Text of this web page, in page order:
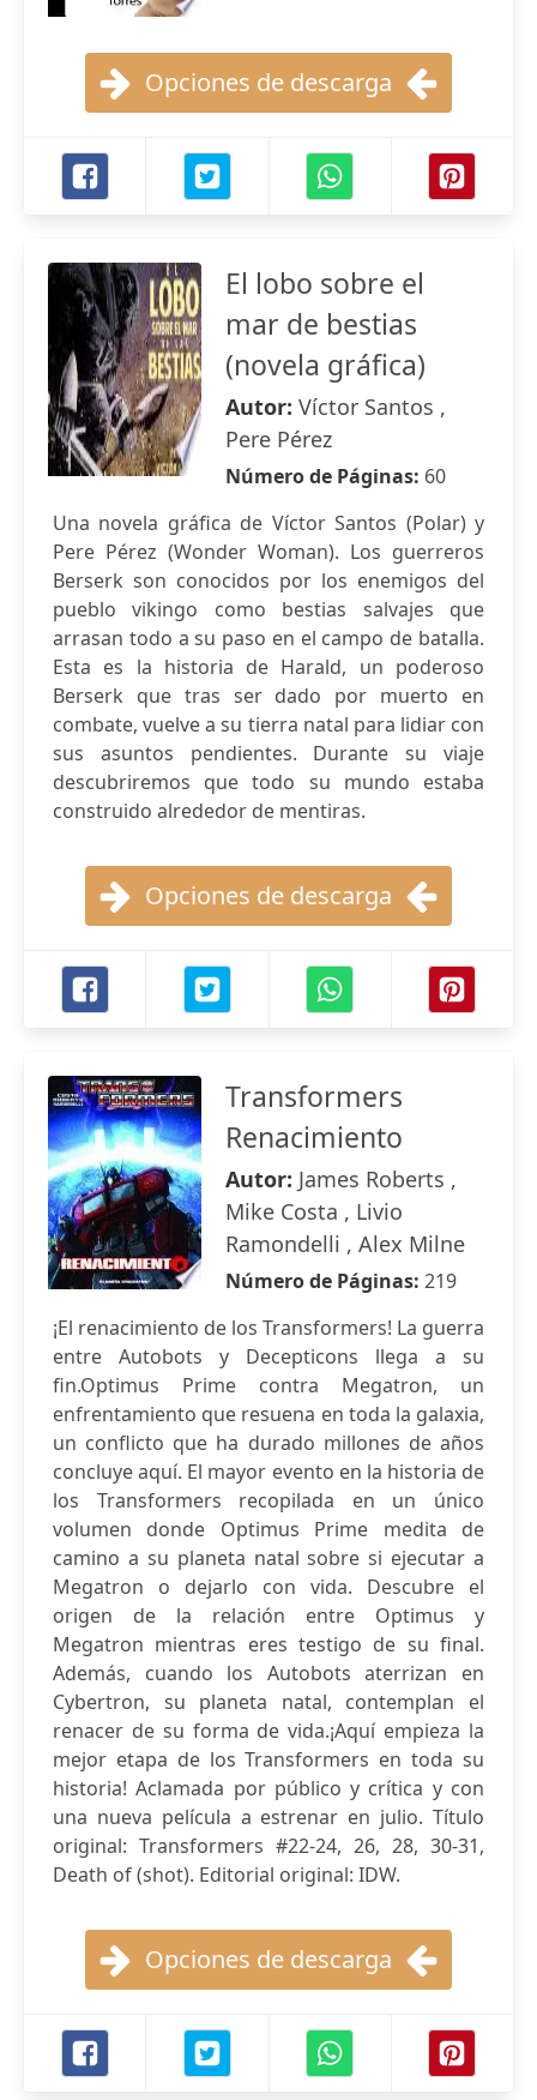
Opciones de descarga
El lobo sobre el
mar de bestias
(novela gráfica)
Autor: Víctor Santos ,
Pere Pérez
Número de Páginas: 60
Una novela gráfica de Víctor Santos (Polar) y
Pere Pérez (Wonder Woman). Los guerreros
Berserk son conocidos por los enemigos del
pueblo vikingo como bestias salvajes que
arrasan todo a su paso en el campo de batalla.
Esta es la historia de Harald, un poderoso
Berserk que tras ser dado por muerto en
combate, vuelve a su tierra natal para lidiar con
sus asuntos pendientes. Durante su viaje
descubriremos que todo su mundo estaba
construido alrededor de mentiras.
Opciones de descarga
Transformers
Renacimiento
Autor: James Roberts ,
Mike Costa , Livio
Ramondelli , Alex Milne
Número de Páginas: 219
¡El renacimiento de los Transformers! La guerra
entre Autobots y Decepticons llega a su
fin.Optimus Prime contra Megatron, un
enfrentamiento que resuena en toda la galaxia,
un conflicto que ha durado millones de años
concluye aquí. El mayor evento en la historia de
los Transformers recopilada en un único
volumen donde Optimus Prime medita de
camino a su planeta natal sobre si ejecutar a
Megatron o dejarlo con vida. Descubre el
origen de la relación entre Optimus y
Megatron mientras eres testigo de su final.
Además, cuando los Autobots aterrizan en
Cybertron, su planeta natal, contemplan el
renacer de su forma de vida.¡Aquí empieza la
mejor etapa de los Transformers en toda su
historia! Aclamada por público y crítica y con
una nueva película a estrenar en julio. Título
original: Transformers #22-24, 26, 28, 30-31,
Death of (shot). Editorial original: IDW.
Opciones de descarga